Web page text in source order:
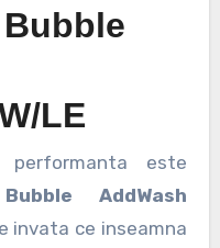
LE
AddWash
invata ce inseamna